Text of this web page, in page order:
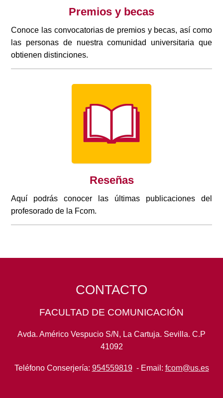
Premios y becas
Conoce las convocatorias de premios y becas, así como
las personas de nuestra comunidad universitaria que
obtienen distinciones.
Reseñas
Aquí podrás conocer las últimas publicaciones del
profesorado de la Fcom.
CONTACTO
FACULTAD DE COMUNICACIÓN
Avda. Américo Vespucio S/N, La Cartuja. Sevilla. C.P
41092
Teléfono Conserjería: 954559819- Email: fcom@us.es